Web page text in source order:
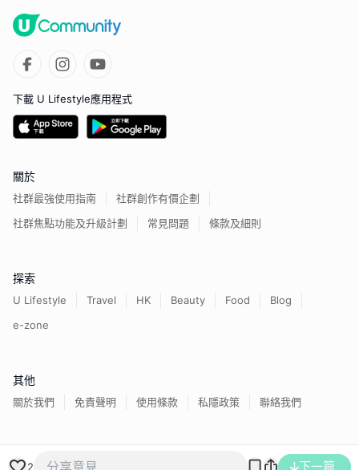
2 下一篇
下載 U Lifestyle應用程式
關於
社群最強使用指南
社群創作有價企劃
社群焦點功能及升級計劃
常見問題 條款及細則
探索
U Lifestyle Travel HK Beauty Food
Blog
e-zone
其他
關於我們 免責聲明 使用條款 私隱政策 聯絡我們
香港經濟日報版權所有©